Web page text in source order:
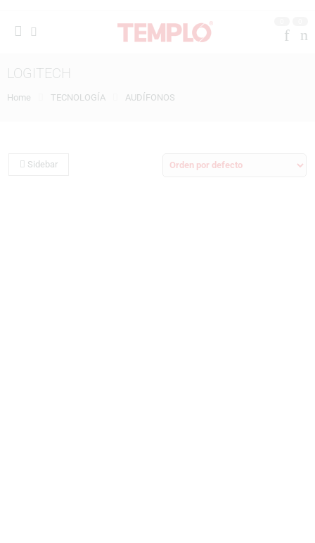
LOGITECH
Home TECNOLOGÍA AUDÍFONOS
Sidebar